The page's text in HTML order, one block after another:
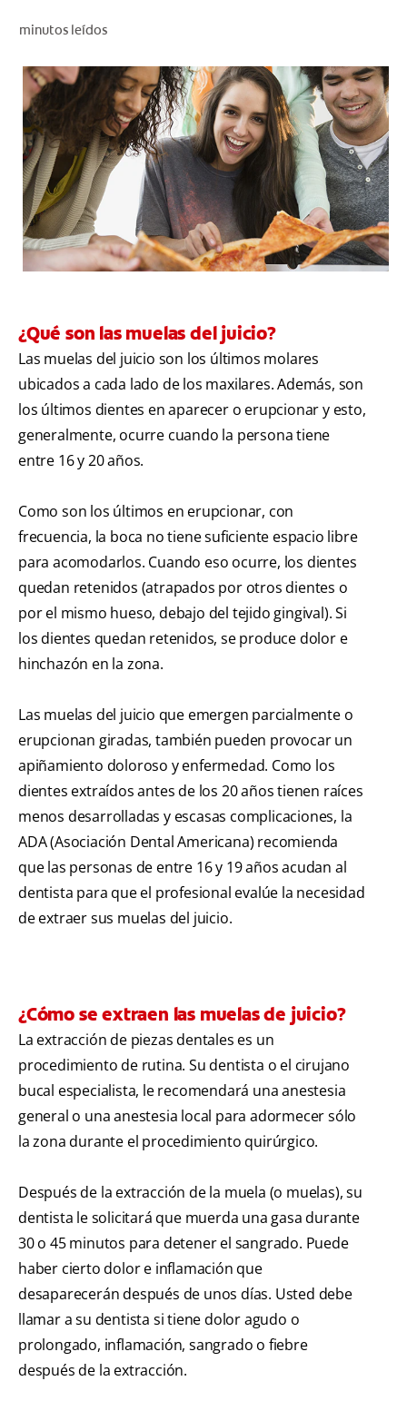
PROMOCIONES
NI (ES)
SUSCRÍBASE
minutos leídos
¿Qué son las muelas del juicio?
Las muelas del juicio son los últimos molares
ubicados a cada lado de los maxilares. Además, son
los últimos dientes en aparecer o erupcionar y esto,
generalmente, ocurre cuando la persona tiene
entre 16 y 20 años.
Como son los últimos en erupcionar, con
frecuencia, la boca no tiene suficiente espacio libre
para acomodarlos. Cuando eso ocurre, los dientes
quedan retenidos (atrapados por otros dientes o
por el mismo hueso, debajo del tejido gingival). Si
los dientes quedan retenidos, se produce dolor e
hinchazón en la zona.
Las muelas del juicio que emergen parcialmente o
erupcionan giradas, también pueden provocar un
apiñamiento doloroso y enfermedad. Como los
dientes extraídos antes de los 20 años tienen raíces
menos desarrolladas y escasas complicaciones, la
ADA (Asociación Dental Americana) recomienda
que las personas de entre 16 y 19 años acudan al
dentista para que el profesional evalúe la necesidad
de extraer sus muelas del juicio.
¿Cómo se extraen las muelas de juicio?
La extracción de piezas dentales es un
procedimiento de rutina. Su dentista o el cirujano
bucal especialista, le recomendará una anestesia
general o una anestesia local para adormecer sólo
la zona durante el procedimiento quirúrgico.
Después de la extracción de la muela (o muelas), su
dentista le solicitará que muerda una gasa durante
30 o 45 minutos para detener el sangrado. Puede
haber cierto dolor e inflamación que
desaparecerán después de unos días. Usted debe
llamar a su dentista si tiene dolor agudo o
prolongado, inflamación, sangrado o fiebre
después de la extracción.